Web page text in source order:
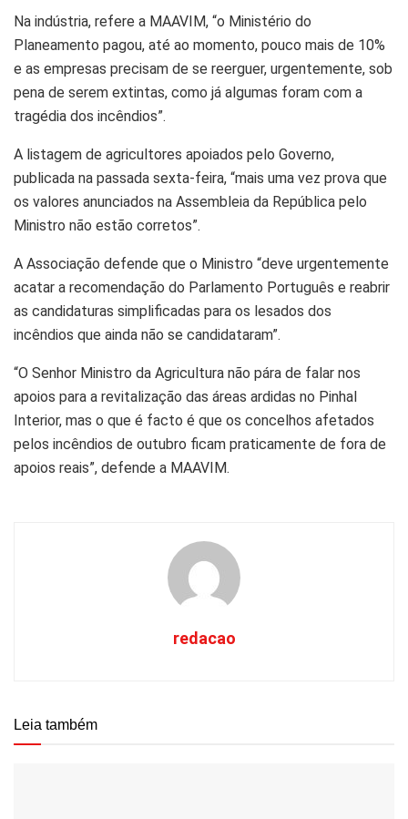
Na indústria, refere a MAAVIM, “o Ministério do
Planeamento pagou, até ao momento, pouco mais de 10%
e as empresas precisam de se reerguer, urgentemente, sob
pena de serem extintas, como já algumas foram com a
tragédia dos incêndios”.
A listagem de agricultores apoiados pelo Governo,
publicada na passada sexta-feira, “mais uma vez prova que
os valores anunciados na Assembleia da República pelo
Ministro não estão corretos”.
A Associação defende que o Ministro “deve urgentemente
acatar a recomendação do Parlamento Português e reabrir
as candidaturas simplificadas para os lesados dos
incêndios que ainda não se candidataram”.
“O Senhor Ministro da Agricultura não pára de falar nos
apoios para a revitalização das áreas ardidas no Pinhal
Interior, mas o que é facto é que os concelhos afetados
pelos incêndios de outubro ficam praticamente de fora de
apoios reais”, defende a MAAVIM.
redacao
Leia também